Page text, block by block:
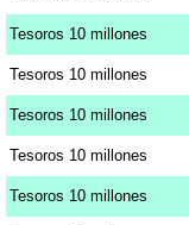
Tesoros 10 millones
Tesoros 10 millones
Tesoros 10 millones
Tesoros 10 millones
Tesoros 10 millones